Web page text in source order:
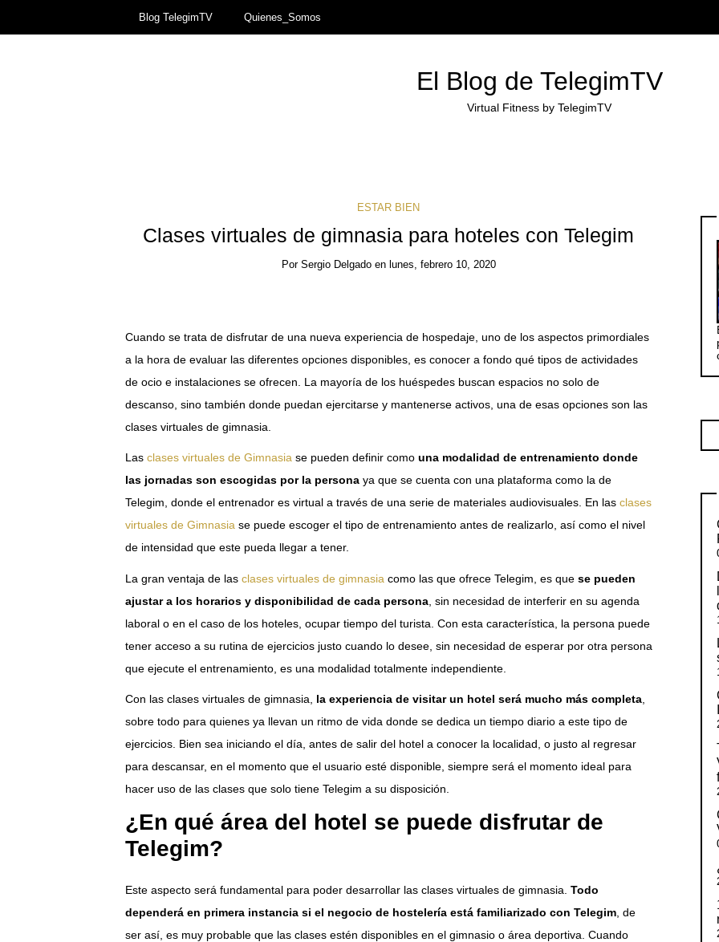
Blog TelegimTV Quienes_Somos
El Blog de TelegimTV
Virtual Fitness by TelegimTV
ESTAR BIEN
Clases virtuales de gimnasia para hoteles con Telegim
Por Sergio Delgado en lunes, febrero 10, 2020
Cuando se trata de disfrutar de una nueva experiencia de hospedaje, uno de los aspectos primordiales
a la hora de evaluar las diferentes opciones disponibles, es conocer a fondo qué tipos de actividades
de ocio e instalaciones se ofrecen. La mayoría de los huéspedes buscan espacios no solo de
descanso, sino también donde puedan ejercitarse y mantenerse activos, una de esas opciones son las
clases virtuales de gimnasia.
Las clases virtuales de Gimnasiase pueden definir como una modalidad de entrenamiento donde
las jornadas son escogidas por la personaya que se cuenta con una plataforma como la de
Telegim, donde el entrenador es virtual a través de una serie de materiales audiovisuales. En las clases
virtuales de Gimnasiase puede escoger el tipo de entrenamiento antes de realizarlo, así como el nivel
de intensidad que este pueda llegar a tener.
La gran ventaja de las clases virtuales de gimnasia como las que ofrece Telegim, es que se pueden
ajustar a los horarios y disponibilidad de cada persona, sin necesidad de interferir en su agenda
laboral o en el caso de los hoteles, ocupar tiempo del turista. Con esta característica, la persona puede
tener acceso a su rutina de ejercicios justo cuando lo desee, sin necesidad de esperar por otra persona
que ejecute el entrenamiento, es una modalidad totalmente independiente.
Con las clases virtuales de gimnasia, la experiencia de visitar un hotel será mucho más completa,
sobre todo para quienes ya llevan un ritmo de vida donde se dedica un tiempo diario a este tipo de
ejercicios. Bien sea iniciando el día, antes de salir del hotel a conocer la localidad, o justo al regresar
para descansar, en el momento que el usuario esté disponible, siempre será el momento ideal para
hacer uso de las clases que solo tiene Telegim a su disposición.
¿En qué área del hotel se puede disfrutar de
Telegim?
Este aspecto será fundamental para poder desarrollar las clases virtuales de gimnasia. Todo
dependerá en primera instancia si el negocio de hostelería está familiarizado con Telegim, de
ser así, es muy probable que las clases estén disponibles en el gimnasio o área deportiva. Cuando